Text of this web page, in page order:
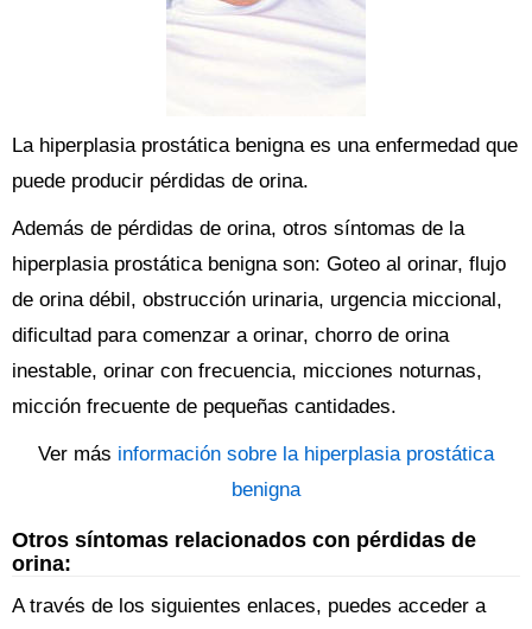
La hiperplasia prostática benigna es una enfermedad que
puede producir pérdidas de orina.
Además de pérdidas de orina, otros síntomas de la
hiperplasia prostática benigna son: Goteo al orinar, flujo
de orina débil, obstrucción urinaria, urgencia miccional,
dificultad para comenzar a orinar, chorro de orina
inestable, orinar con frecuencia, micciones noturnas,
micción frecuente de pequeñas cantidades.
Ver más información sobre la hiperplasia prostática
benigna
Otros síntomas relacionados con pérdidas de
orina:
A través de los siguientes enlaces, puedes acceder a